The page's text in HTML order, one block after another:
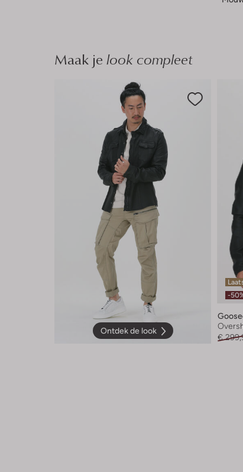
Maak je look compleet
Ontdek de look
-
€